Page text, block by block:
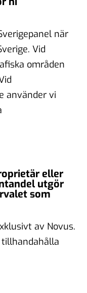
när
Vid
områden
använder vi
eller
utgör
som
av Novus.